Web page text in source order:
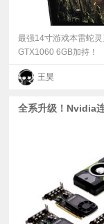
最强14寸游戏本雷蛇
GTX1060 6GB加持！
王昊
全系升级！Nvidia